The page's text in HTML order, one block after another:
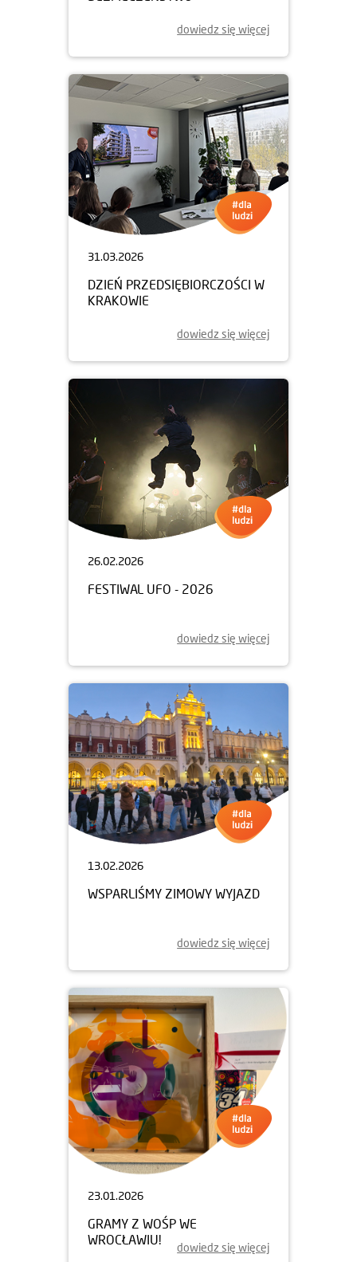
dowiedz się więcej
31.03.2026
DZIEŃ PRZEDSIĘBIORCZOŚCI W
KRAKOWIE
dowiedz się więcej
26.02.2026
FESTIWAL UFO - 2026
dowiedz się więcej
13.02.2026
WSPARLIŚMY ZIMOWY WYJAZD
dowiedz się więcej
23.01.2026
GRAMY Z WOŚP WE
WROCŁAWIU!
dowiedz się więcej